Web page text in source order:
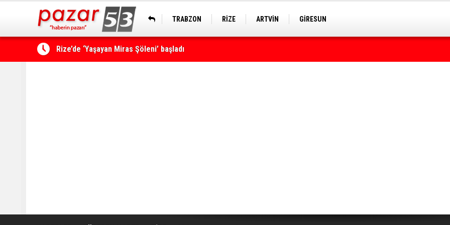
TRABZON RİZE ARTVİN GİRESUN
Çamlıhemşin'de kayıp vatandaş 600 metrelik uçurumda bulundu